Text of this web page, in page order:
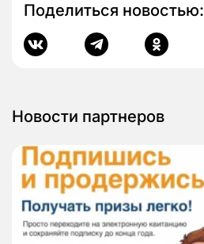
Поделиться новостью:
Новости партнеров